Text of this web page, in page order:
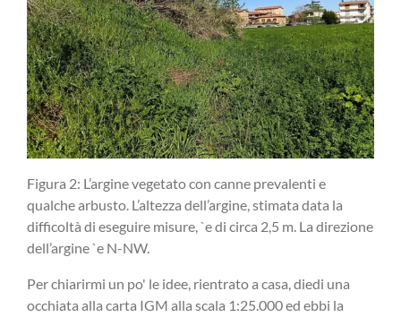
Figura 2: L’argine vegetato con canne prevalenti e
qualche arbusto. L’altezza dell’argine, stimata data la
difficoltà di eseguire misure, `e di circa 2,5 m. La direzione
dell’argine `e N-NW.
Per chiarirmi un po' le idee, rientrato a casa, diedi una
occhiata alla carta IGM alla scala 1:25.000 ed ebbi la